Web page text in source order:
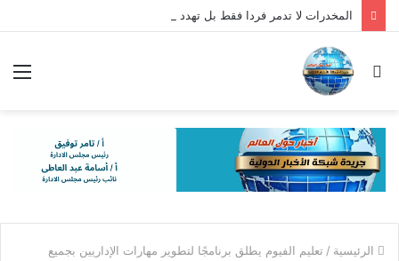
بحث
الرئيسية / تعليم الفيوم يطلق برنامجًا لتطوير مهارات الإداريين بجميع